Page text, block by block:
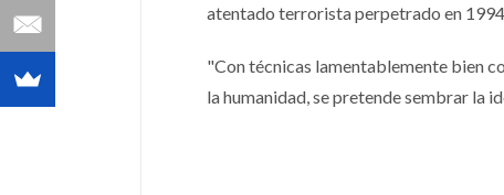
atentado terrorista perpetrado en 1994.
"Con técnicas lamentablemente bien
la humanidad, se pretende sembrar la